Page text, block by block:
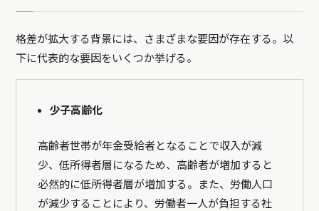
格差が拡大する背景には、さまざまな要因が存在する。以
下に代表的な要因をいくつか挙げる。
少子高齢化
高齢者世帯が年金受給者となることで収入が減
少、低所得者層になるため、高齢者が増加すると
必然的に低所得者層が増加する。また、労働人口
が減少することにより、労働者一人が負担する社